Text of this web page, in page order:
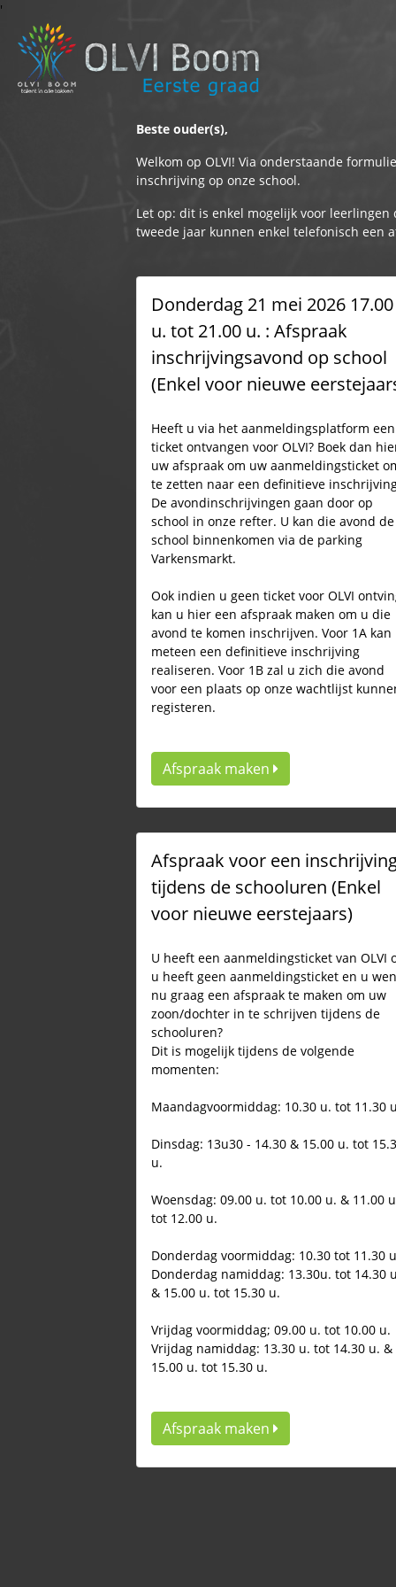
'
Beste ouder(s),
Welkom op OLVI! Via onderstaande
inschrijving op onze school.
Let op: dit is enkel mogelijk voor
tweede jaar kunnen enkel telefonisch een
Donderdag 21 mei 2026 17.00
u. tot 21.00 u. : Afspraak
inschrijvingsavond op school
(Enkel voor nieuwe
Heeft u via het aanmeldingsplatform een
ticket ontvangen voor OLVI? Boek dan
uw afspraak om uw aanmeldingsticket
te zetten naar een definitieve
De avondinschrijvingen gaan door op
school in onze refter. U kan die avond de
school binnenkomen via de parking
Varkensmarkt.
Ook indien u geen ticket voor OLVI
kan u hier een afspraak maken om u die
avond te komen inschrijven. Voor 1A kan
meteen een definitieve inschrijving
realiseren. Voor 1B zal u zich die avond
voor een plaats op onze wachtlijst
registeren.
Afspraak maken
Afspraak voor een
tijdens de schooluren (Enkel
voor nieuwe eerstejaars)
U heeft een aanmeldingsticket van OLVI
u heeft geen aanmeldingsticket en u
nu graag een afspraak te maken om uw
zoon/dochter in te schrijven tijdens de
schooluren?
Dit is mogelijk tijdens de volgende
momenten:
Maandagvoormiddag: 10.30 u. tot 11.30
Dinsdag: 13u30 - 14.30 & 15.00 u. tot
u.
Woensdag: 09.00 u. tot 10.00 u. & 11.00
tot 12.00 u.
Donderdag voormiddag: 10.30 tot 11.30
Donderdag namiddag: 13.30u. tot 14.30
& 15.00 u. tot 15.30 u.
Vrijdag voormiddag; 09.00 u. tot 10.00 u.
Vrijdag namiddag: 13.30 u. tot 14.30 u. &
15.00 u. tot 15.30 u.
Afspraak maken